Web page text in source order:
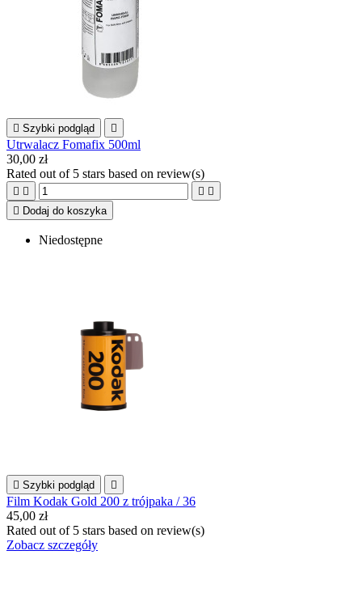
 Szybki podgląd 
Utrwalacz Fomafix 500ml
30,00 zł
Rated out of 5 stars based on review(s)
   
 Dodaj do koszyka
Niedostępne
 Szybki podgląd 
Film Kodak Gold 200 z trójpaka / 36
45,00 zł
Rated out of 5 stars based on review(s)
Zobacz szczegóły